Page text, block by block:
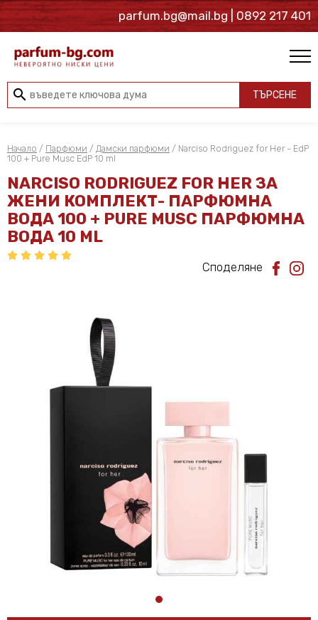
parfum.bg@mail.bg | 0892 217 401
search ТЪРСЕНЕ
Начало / Парфюми / Дамски парфюми / Narciso Rodriguez for Her - EdP
100 + Pure Musc EdP 10 ml
NARCISO RODRIGUEZ FOR HER ЗА
ЖЕНИ КОМПЛЕКТ- ПАРФЮМНА
ВОДА 100 + PURE MUSC ПАРФЮМНА
ВОДА 10 ML
Споделяне